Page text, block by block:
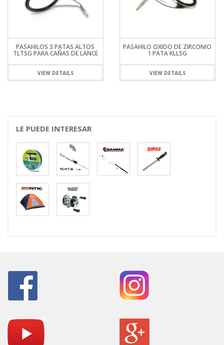
PASAHILOS 3 PATAS ALTOS
TLTSG PARA CAÑAS DE LANCE
VIEW DETAILS
PASAHILO OXIDO DE ZIRCONIO
1 PATA KLLSG
VIEW DETAILS
LE PUEDE INTERESAR